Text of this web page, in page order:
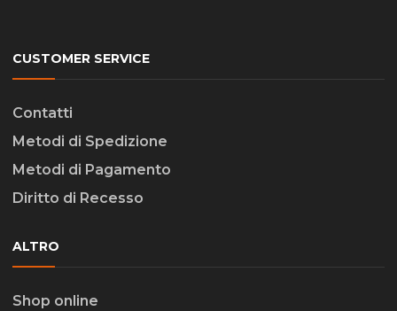
CUSTOMER SERVICE
Contatti
Metodi di Spedizione
Metodi di Pagamento
Diritto di Recesso
ALTRO
Shop online